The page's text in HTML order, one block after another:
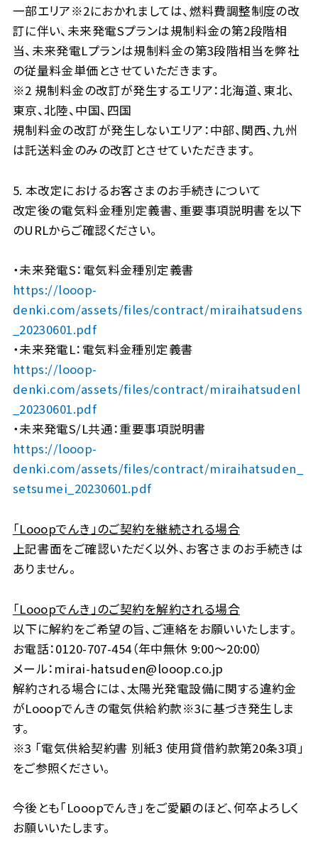
一部エリア※2におかれましては、燃料費調整制度の改
訂に伴い、未来発電Sプランは規制料金の第2段階相
当、未来発電Lプランは規制料金の第3段階相当を弊社
の従量料金単価とさせていただきます。
※2 規制料金の改訂が発生するエリア：北海道、東北、
東京、北陸、中国、四国
規制料金の改訂が発生しないエリア：中部、関西、九州
は託送料金のみの改訂とさせていただきます。
5. 本改定におけるお客さまのお手続きについて
改定後の電気料金種別定義書、重要事項説明書を以下
のURLからご確認ください。
・未来発電S：電気料金種別定義書
https://looop-
denki.com/assets/files/contract/miraihatsudens
_20230601.pdf
・未来発電L：電気料金種別定義書
https://looop-
denki.com/assets/files/contract/miraihatsudenl
_20230601.pdf
・未来発電S/L共通：重要事項説明書
https://looop-
denki.com/assets/files/contract/miraihatsuden_
setsumei_20230601.pdf
「Looopでんき」のご契約を継続される場合
上記書面をご確認いただく以外、お客さまのお手続きは
ありません。
「Looopでんき」のご契約を解約される場合
以下に解約をご希望の旨、ご連絡をお願いいたします。
お電話：0120-707-454（年中無休 9:00～20:00）
メール：mirai-hatsuden@looop.co.jp
解約される場合には、太陽光発電設備に関する違約金
がLooopでんきの電気供給約款※3に基づき発生しま
す。
※3 「電気供給契約書 別紙3 使用貸借約款第20条3項」
をご参照ください。
今後とも「Looopでんき」をご愛顧のほど、何卒よろしく
お願いいたします。